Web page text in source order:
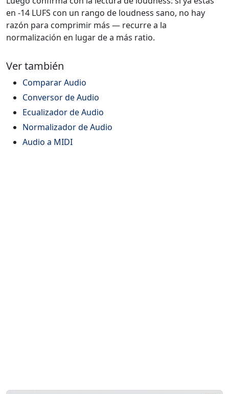
en -14 LUFS con un rango de loudness sano, no hay
razón para comprimir más — recurre a la
normalización en lugar de a más ratio.
Ver también
Comparar Audio
Conversor de Audio
Ecualizador de Audio
Normalizador de Audio
Audio a MIDI